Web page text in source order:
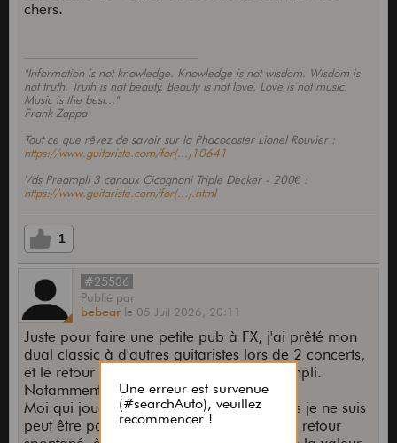
chers.
"Information is not knowledge. Knowledge is not wisdom. Wisdom is
not truth. Truth is not beauty. Beauty is not love. Love is not music.
Music is the best..."
Frank Zappa
Tout ce que rêvez de savoir sur la Phacocaster Lionel Rouvier :
https://www.guitariste.com/for(...)10641
Vds Preampli 3 canaux Cicognani Triple Decker - 200€ :
https://www.guitariste.com/for(...).html
1
#25536
Publié par
bebear le 05 Juil 2026, 20:11
Juste pour faire une petite pub à FX, j'ai prêté mon
dual classic à d'autres guitaristes lors de 2 concerts,
et le retour est unanime, ils ont adoré l'ampli.
Notamment la dynamique du canal clair.
Moi qui joue dessus presque tous les jours je ne suis
peut être pas objectif, par contre avoir un retour